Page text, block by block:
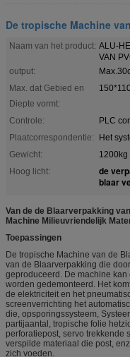
De tropische Machine
Naam van het product: ALU-
VAN
output:
Max. dat Gebied en
Diepte vormt:
Controle:
PLC
Plaatcorrespondentie:
Het
Gewicht:
1200kg
Hoog licht:
de
blaar
Van de de Blaarverpakking
Machine Milieuvriendelijk
Toepassingen
De tropische Machine van de
van de Blaarverpakking die
geproduceerd. De machine
worden gedemonteerd. Het
de elektriciteit en het
screenverrichting het
die, opsporingssysteem,
partijaantal, tropische folie
perforatiepost, servo trekkende
verspilde materiaal die post,
zich voeden.